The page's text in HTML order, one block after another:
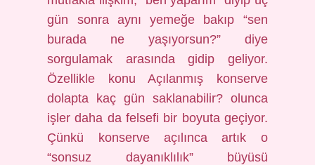
gün sonra aynı yemeğe bakıp “sen
burada ne yaşıyorsun?” diye
sorgulamak arasında gidip geliyor.
Özellikle konu Açılanmış konserve
dolapta kaç gün saklanabilir? olunca
işler daha da felsefi bir boyuta geçiyor.
Çünkü konserve açılınca artık o
“sonsuz dayanıklılık” büyüsü